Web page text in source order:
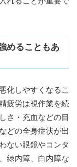
めることもあ
化しやすくなるこ
疲労は視作業を続
さ・充血などの目
どの全身症状が出
ない眼鏡やコンタ
緑内障、白内障な